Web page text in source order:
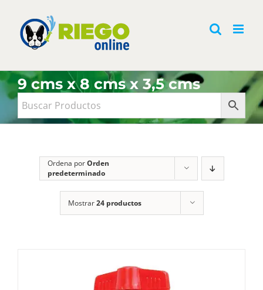
contenido
9 cms x 8 cms x 3,5 cms
Ordena porOrden
predeterminado
Mostrar24 productos